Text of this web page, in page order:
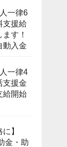
一律6
支援給
す！
動入金
一律4
支援金
給開始
】
金・助